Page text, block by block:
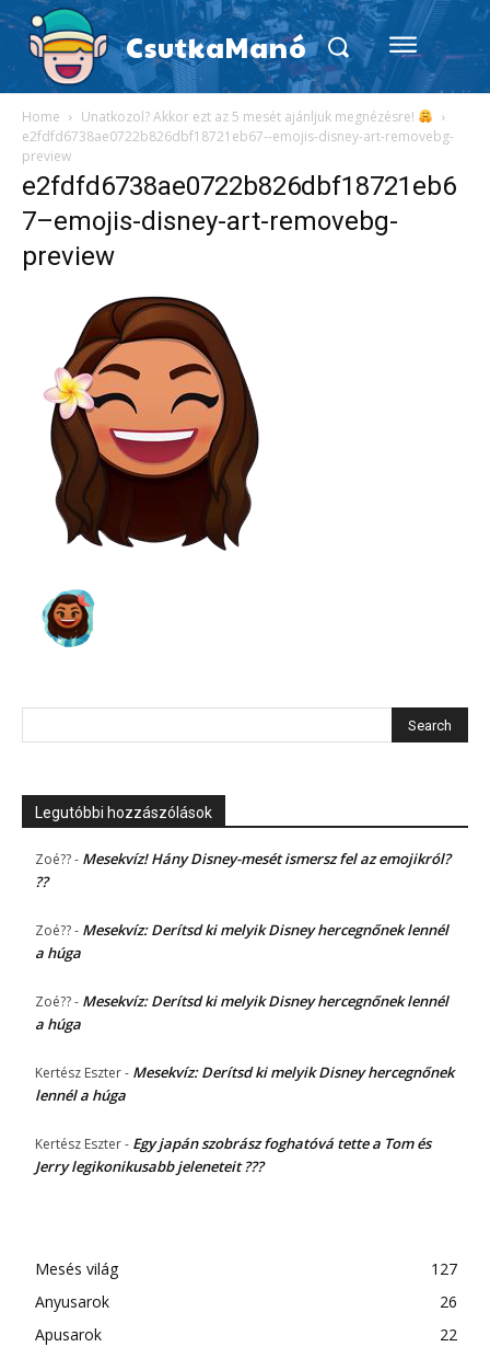
CsutkaManó
Home
Unatkozol? Akkor ezt az 5 mesét ajánljuk megnézésre!
e2fdfd6738ae0722b826dbf18721eb67--emojis-disney-art-removebg-
preview
e2fdfd6738ae0722b826dbf18721eb6
7–emojis-disney-art-removebg-
preview
Legutóbbi hozzászólások
Zoé??- Mesekvíz! Hány Disney-mesét ismersz fel az emojikról?
??
Zoé??- Mesekvíz: Derítsd ki melyik Disney hercegnőnek lennél
a húga
Zoé??- Mesekvíz: Derítsd ki melyik Disney hercegnőnek lennél
a húga
Kertész Eszter- Mesekvíz: Derítsd ki melyik Disney hercegnőnek
lennél a húga
Kertész Eszter- Egy japán szobrász foghatóvá tette a Tom és
Jerry legikonikusabb jeleneteit ???
Mesés világ
127
Anyusarok
26
Apusarok
22